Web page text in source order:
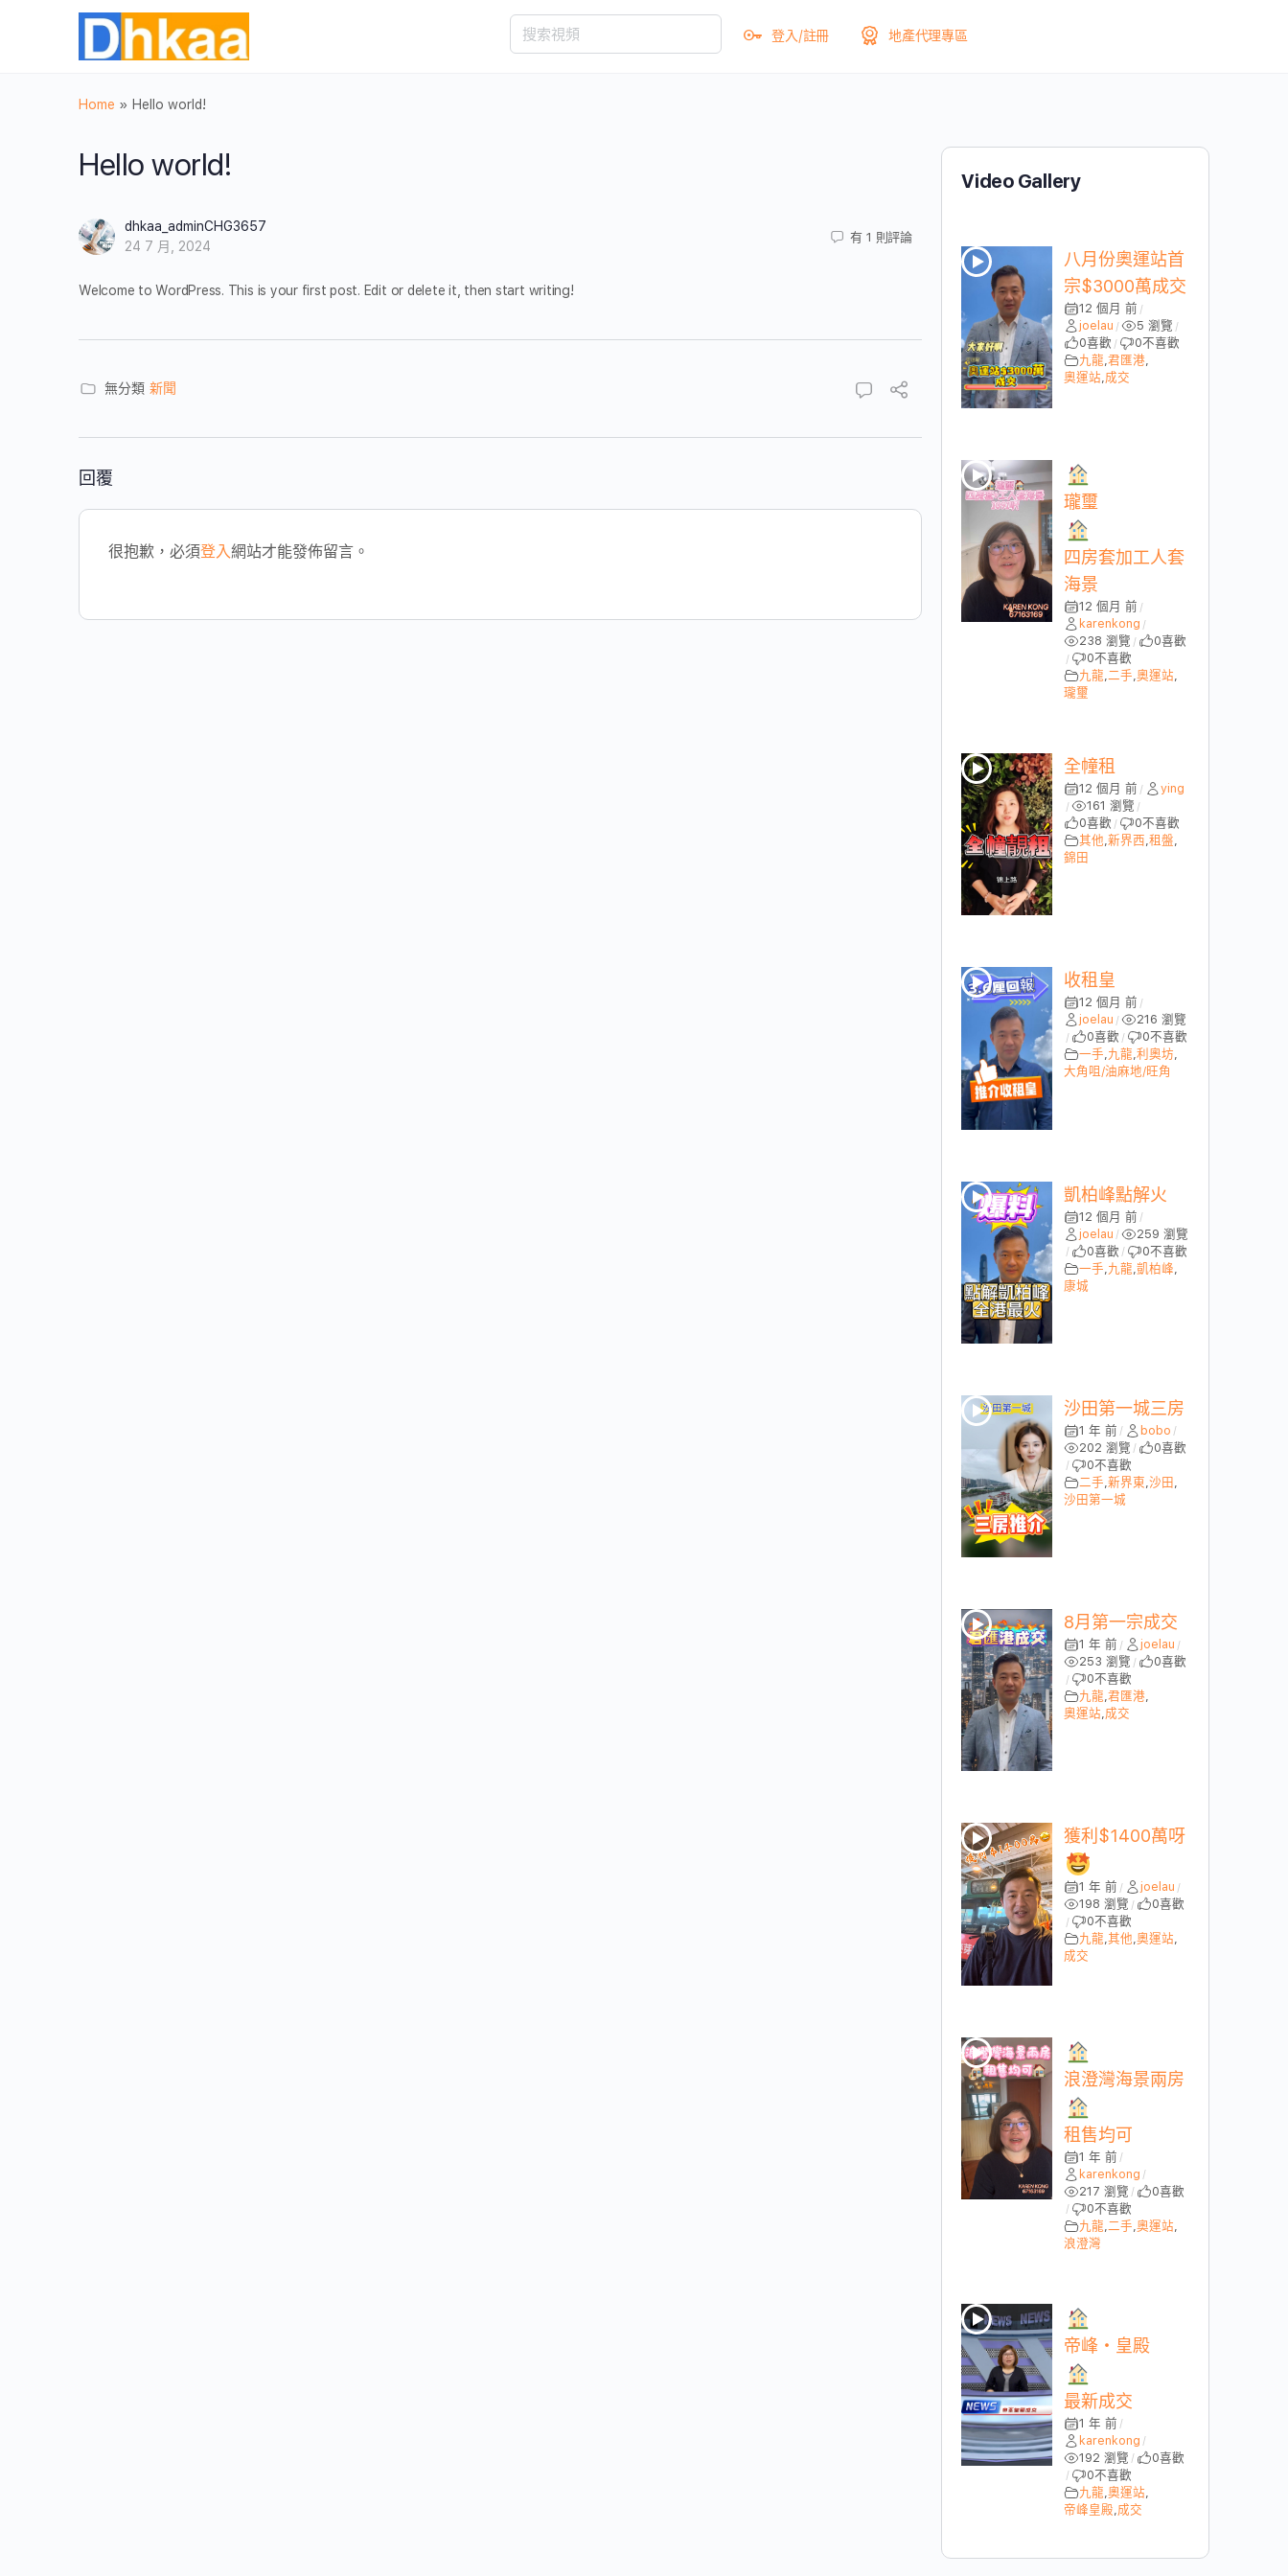
登入/註冊 地產代理專區
Home » Hello world!
Hello world!
dhkaa_adminCHG3657
24 7 月, 2024
0
有 1 則評論
Welcome to WordPress. This is your first post. Edit or delete it, then start writing!
無分類 新聞
回覆
很抱歉，必須登入網站才能發佈留言。
Video Gallery
八月份奧運站首
宗$3000萬成交
12 個月 前 /
joelau / 5 瀏覽 /
0喜歡 / 0不喜歡
九龍,君匯港,
奧運站,成交
瓏璽
四房套加工人套
海景
12 個月 前 /
karenkong /
238 瀏覽 / 0喜歡
/ 0不喜歡
九龍,二手,奧運站,
瓏璽
全幢租
12 個月 前 / ying
/ 161 瀏覽 /
0喜歡 / 0不喜歡
其他,新界西,租盤,
錦田
收租皇
12 個月 前 /
joelau / 216 瀏覽
/ 0喜歡 / 0不喜歡
一手,九龍,利奧坊,
大角咀/油麻地/旺角
凱柏峰點解火
12 個月 前 /
joelau / 259 瀏覽
/ 0喜歡 / 0不喜歡
一手 九龍 ,凱柏峰
康城
沙田第一城三房
1 年 前 / bobo /
202 瀏覽 / 0喜歡
/ 0不喜歡
二手 ,新界東 ,沙田
沙田第一城
8月第一宗成交
1 年 前 / joelau /
253 瀏覽 / 0喜歡
/ 0不喜歡
九龍,君匯港,
奧運站,成交
獲利$1400萬呀
1 年 前 / joelau /
198 瀏覽 / 0喜歡
/ 0不喜歡
九龍,其他,奧運站,
成交
浪澄灣海景兩房
租售均可
1 年 前 /
karenkong /
217 瀏覽 / 0喜歡
/ 0不喜歡
九龍 二手 ,奧運站
浪澄灣
帝峰・皇殿
最新成交
1 年 前 /
karenkong /
192 瀏覽 / 0喜歡
/ 0不喜歡
九龍 ,奧運站
帝峰皇殿 成交